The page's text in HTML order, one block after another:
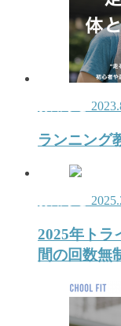
ランニング
2025年トラ
間の回数無